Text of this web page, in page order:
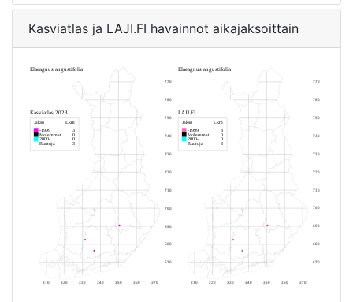
Kasviatlas ja LAJI.FI havainnot aikajaksoittain